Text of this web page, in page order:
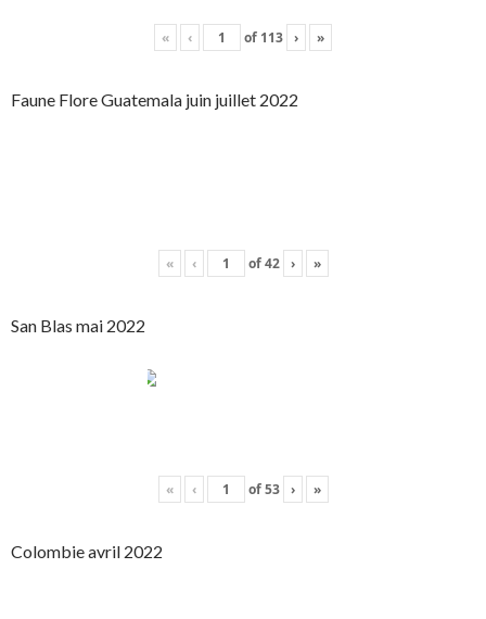
« ‹ of 113 › »
Faune Flore Guatemala juin juillet 2022
« ‹ of42 › »
San Blas mai 2022
« ‹ of53 › »
Colombie avril 2022